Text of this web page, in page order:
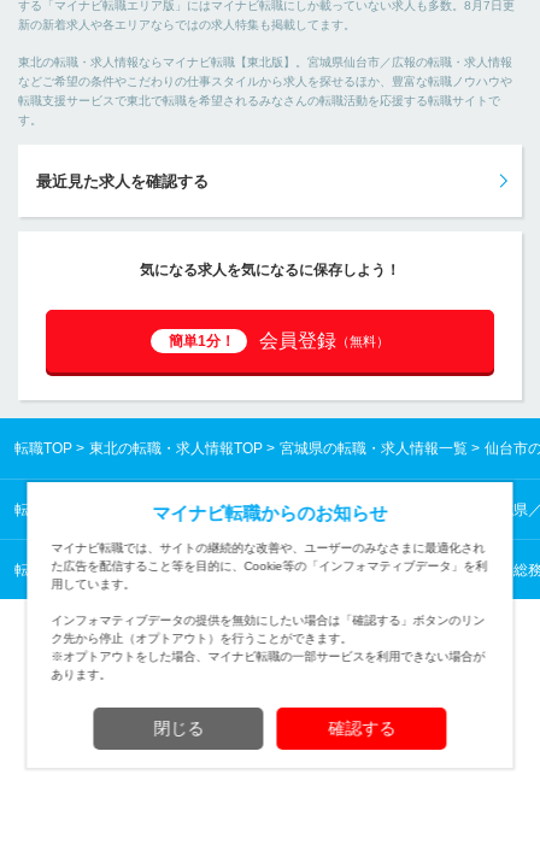
する「マイナビ転職エリア版」にはマイナビ転職にしか載っていない求人も多数。8月7日更
新の新着求人や各エリアならではの求人特集も掲載してます。
東北の転職・求人情報ならマイナビ転職【東北版】。宮城県仙台市／広報の転職・求人情報
などご希望の条件やこだわりの仕事スタイルから求人を探せるほか、豊富な転職ノウハウや
転職支援サービスで東北で転職を希望されるみなさんの転職活動を応援する転職サイトで
す。
最近見た求人を確認する
気になる求人を気になるに保存しよう！
簡単1分！ 会員登録 （無料）
転職TOP 東北の転職・求人情報TOP 宮城県の転職・求人情報一覧 仙台市
転職TOP 東北の転職・求人情報TOP 宮城県の転職・求人情報一覧 宮城県
転職TOP 管理・事務から探す 管理・事務の転職・求人情報一覧 人事・総
(c) Mynavi Corporation
マイナビ転職からのお知らせ
マイナビ転職では、サイトの継続的な改善や、ユーザーのみなさまに最適化され
た広告を配信すること等を目的に、Cookie等の「インフォマティブデータ」を利
用しています。
インフォマティブデータの提供を無効にしたい場合は「確認する」ボタンのリン
ク先から停止（オプトアウト）を行うことができます。
※オプトアウトをした場合、マイナビ転職の一部サービスを利用できない場合が
あります。
閉じる 確認する